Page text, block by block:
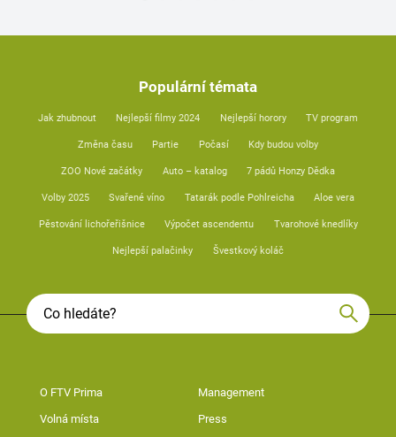
Populární témata
Jak zhubnout Nejlepší filmy 2024 Nejlepší horory TV program
Změna času Partie Počasí Kdy budou volby
ZOO Nové začátky Auto – katalog 7 pádů Honzy Dědka
Volby 2025 Svařené víno Tatarák podle Pohlreicha Aloe vera
Pěstování lichořeřišnice Výpočet ascendentu Tvarohové knedlíky
Nejlepší palačinky Švestkový koláč
O FTV Prima Management
Volná místa Press